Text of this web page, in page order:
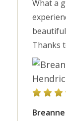
What a
Thanks